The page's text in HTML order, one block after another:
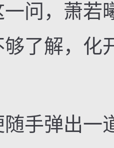
，萧若
了解，化
弹出一